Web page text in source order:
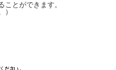
を検索することがで